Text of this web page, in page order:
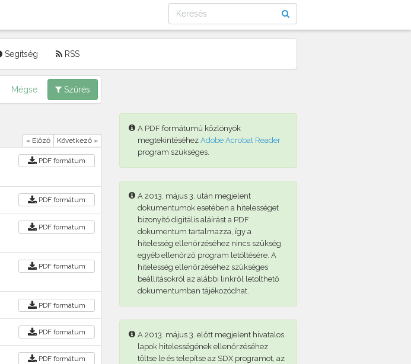
Segítség RSS
Mégse Szűrés
« Előző Következő »
PDF formátum
PDF formátum
PDF formátum
PDF formátum
PDF formátum
PDF formátum
PDF formátum
A PDF formátumú közlönyök
megtekintéséhez Adobe Acrobat Reader
program szükséges.
A 2013. május 3. után megjelent
dokumentumok esetében a hitelességet
bizonyító digitális aláírást a PDF
dokumentum tartalmazza, így a
hitelesség ellenőrzéséhez nincs szükség
egyéb ellenőrző program letöltésére. A
hitelesség ellenőrzéséhez szükséges
beállításokról az alábbi linkről letölthető
dokumentumban tájékozódhat.
A 2013. május 3. előtt megjelent hivatalos
lapok hitelességének ellenőrzéséhez
töltse le és telepítse az SDX programot, az